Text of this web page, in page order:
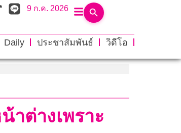
9 ก.ค. 2026
ประชาสัมพันธ์
วิดีโอ
ต่างเพราะ